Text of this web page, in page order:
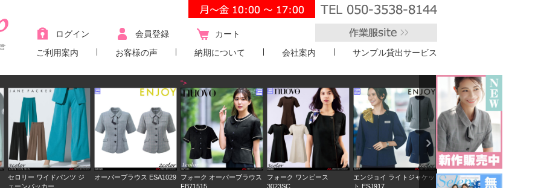
ログイン 会員登録
カート
ご利用案内
お客様の声 納期について 会社案内 サンプル貸出サービス
オーバーブラウス ESA1029
フォーク オーバーブラウス
フォーク ワンピース
3023SC
エンジョイ ライトジャケッ
ト ESJ917
ボンオフィス キュロット
AC3217
半袖オーバーブラウス
GOBL-2602
Next